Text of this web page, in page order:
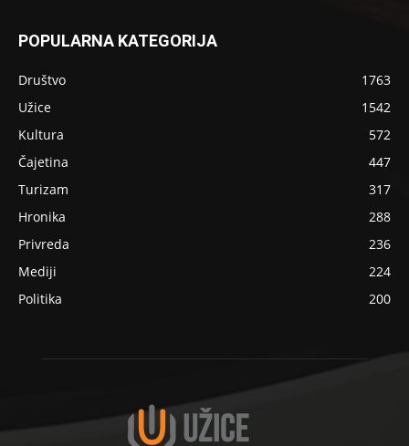
POPULARNA KATEGORIJA
Društvo
1763
Užice
1542
Kultura
572
Čajetina
447
Turizam
317
Hronika
288
Privreda
236
Mediji
224
Politika
200